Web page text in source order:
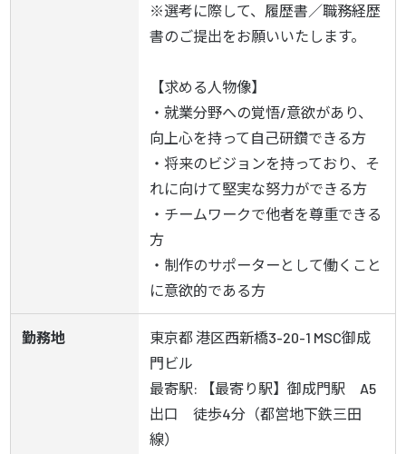
※選考に際して、履歴書／職務経歴
書のご提出をお願いいたします。
【求める人物像】
・就業分野への覚悟/意欲があり、
向上心を持って自己研鑽できる方
・将来のビジョンを持っており、そ
れに向けて堅実な努力ができる方
・チームワークで他者を尊重できる
方
・制作のサポーターとして働くこと
に意欲的である方
勤務地
東京都 港区西新橋3-20-1 MSC御成
門ビル
最寄駅: 【最寄り駅】御成門駅　A5
出口　徒歩4分（都営地下鉄三田
線）